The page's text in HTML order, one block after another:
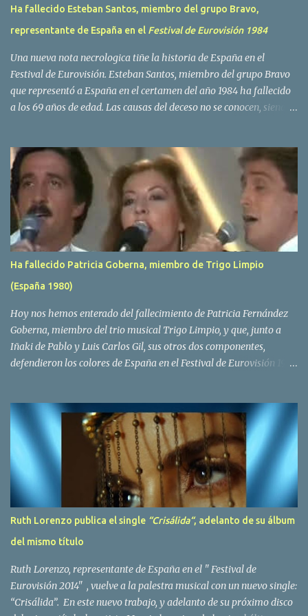
Ha fallecido Esteban Santos, miembro del grupo Bravo,
representante de España en el Festival de Eurovisión 1984
Una nueva nota necrologica tiñe la historia de España en el
Festival de Eurovisión. Esteban Santos, miembro del grupo Bravo
que representó a España en el certamen del año 1984 ha fallecido
a los 69 años de edad. Las causas del deceso no se conocen, siendo
traves de las redes sociales. Nacido en Tolosa en 1951, durante su
epoca universitaria en la carrera de empresariales conoció al
estudiante de medicina Luis Villar, comenzando a actuar
juntos,Santos a la guitarra y Villar al piano, sin atreverse a dar el
salto al mercado profesional. Sin embargo esto cambió gracias a la
propia Amaia Saizar, que tras su abandono de Trigo Limpio,
recibió por parte de la discografica Hispavox el encargo de crear
un nuevo grupo, reclutando al duo de amigos y a la ex modelo
Yolanda Hoyos. Con los cuatro surgió en el año 1982 el grupo
Ha fallecido Patricia Goberna, miembro de Trigo Limpio
(España 1980)
Hoy nos hemos enterado del fallecimiento de Patricia Fernández
Goberna, miembro del trio musical Trigo Limpio, y que, junto a
Iñaki de Pablo y Luis Carlos Gil, sus otros dos componentes,
defendieron los colores de España en el Festival de Eurovisión 1980
padeciendo desde hace tiempo. Patricia Fernández Goberna,
nacida en 1957, entró a formar parte de la formación musical
antes mencionada en el año 1979 sustituyendo a Amaya Saizar. Es
el año 1980 cuando son elegidos para representar a España en
Dublín donde, con su tema Quedate esta noche, obtienen el puesto
12 de 19 países. Tras esta participación graban en Estados Unidos
el disco Entrañablemente , abriendole las puertas del éxito en
America Latina, en especial en Mexico, en donde pasan largas
temporadas. En Trigo Limpio permanecerá hasta el año 1988,
Ruth Lorenzo publica el single “Crisálida“, adelanto de su álbum
del mismo título
Ruth Lorenzo, representante de España en el " Festival de
Eurovisión 2014" , vuelve a la palestra musical con un nuevo single:
“Crisálida”. En este nuevo trabajo, y adelanto de su próximo disco